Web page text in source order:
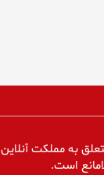
به مملکت آنلاین
است.